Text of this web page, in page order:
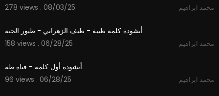
278 views . 08/03/25
محمد ابراهيم
أنشودة كلمة طيبة - طيف الزهراني - طيور الجنة
158 views . 06/28/25
محمد ابراهيم
أنشودة أول كلمة - قناة طه
96 views . 06/28/25
محمد ابراهيم